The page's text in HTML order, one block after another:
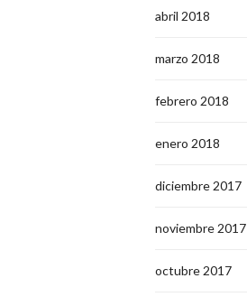
abril 2018
marzo 2018
febrero 2018
enero 2018
diciembre 2017
noviembre 2017
octubre 2017